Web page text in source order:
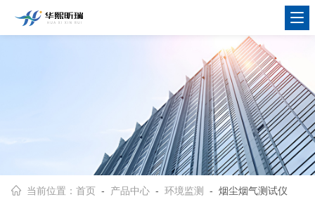
当前位置：首页 - 产品中心 -环境监测 - 烟尘烟气测试仪